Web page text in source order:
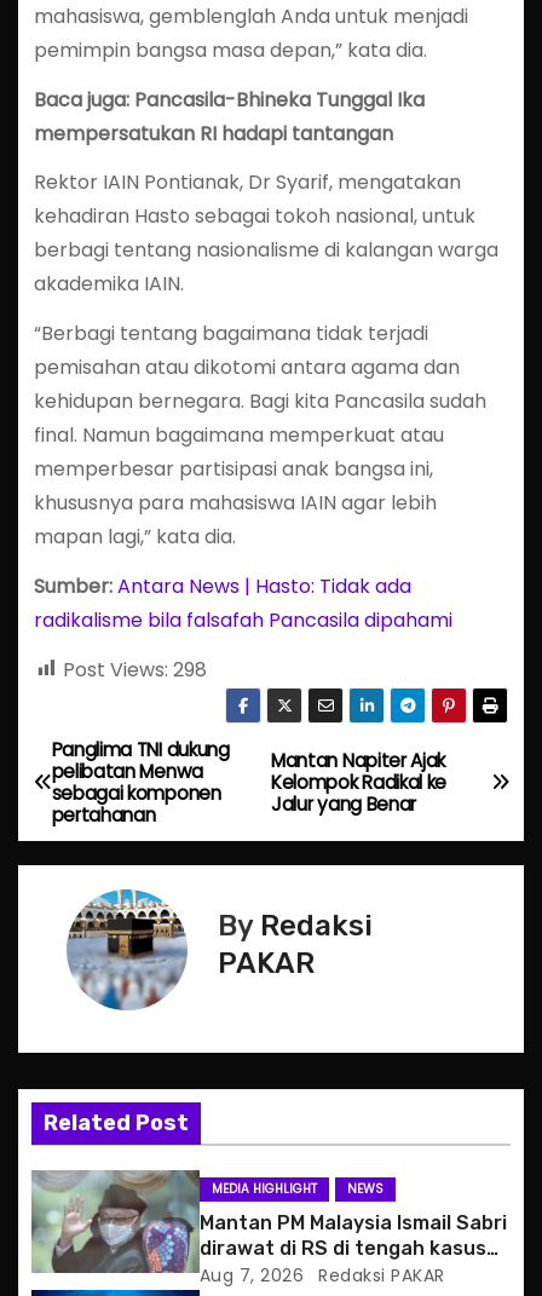
mahasiswa, gemblenglah Anda untuk menjadi
pemimpin bangsa masa depan,” kata dia.
Baca juga: Pancasila-Bhineka Tunggal Ika
mempersatukan RI hadapi tantangan
Rektor IAIN Pontianak, Dr Syarif, mengatakan
kehadiran Hasto sebagai tokoh nasional, untuk
berbagi tentang nasionalisme di kalangan warga
akademika IAIN.
“Berbagi tentang bagaimana tidak terjadi
pemisahan atau dikotomi antara agama dan
kehidupan bernegara. Bagi kita Pancasila sudah
final. Namun bagaimana memperkuat atau
memperbesar partisipasi anak bangsa ini,
khususnya para mahasiswa IAIN agar lebih
mapan lagi,” kata dia.
Sumber:Antara News | Hasto: Tidak ada
radikalisme bila falsafah Pancasila dipahami
Post Views: 298
P
o
s
v
g
a
t
Mantan Napiter Ajak
Kelompok Radikal ke
Jalur yang Benar
Panglima TNI dukung
pelibatan Menwa
sebagai komponen
pertahanan
By Redaksi
PAKAR
Related Post
MEDIA HIGHLIGHT NEWS
Mantan PM Malaysia Ismail Sabri
dirawat di RS di tengah kasus
hukum
Aug 7, 2026 Redaksi PAKAR